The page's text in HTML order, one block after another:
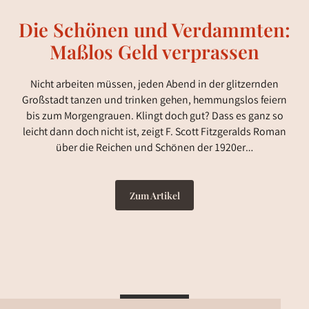
Die Schönen und Verdammten:
Maßlos Geld verprassen
Nicht arbeiten müssen, jeden Abend in der glitzernden
Großstadt tanzen und trinken gehen, hemmungslos feiern
bis zum Morgengrauen. Klingt doch gut? Dass es ganz so
leicht dann doch nicht ist, zeigt F. Scott Fitzgeralds Roman
über die Reichen und Schönen der 1920er…
Zum Artikel